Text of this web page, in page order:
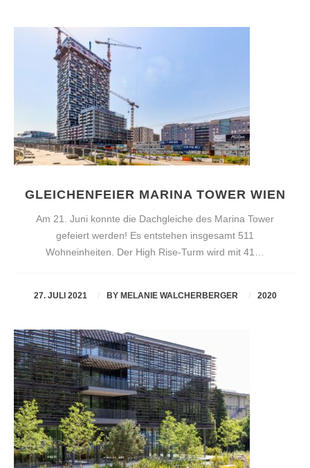
GLEICHENFEIER MARINA TOWER WIEN
Am 21. Juni konnte die Dachgleiche des Marina Tower
gefeiert werden! Es entstehen insgesamt 511
Wohneinheiten. Der High Rise-Turm wird mit 41…
27. JULI 2021 BYMELANIE WALCHERBERGER 2020